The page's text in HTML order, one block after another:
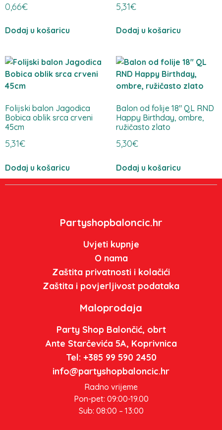
0,66€
Dodaj u košaricu
5,31€
Dodaj u košaricu
Folijski balon Jagodica
Bobica oblik srca crveni
45cm
5,31€
Dodaj u košaricu
Balon od folije 18″ QL RND
Happy Birthday, ombre,
ružičasto zlato
5,30€
Dodaj u košaricu
Partyshopbaloncic.hr
Uvjeti kupnje
O nama
Zaštita privatnosti i kolačići
Zaštita i povjerljivost podataka
Maloprodaja
Party Shop Balončić, obrt
Ante Starčevića 5A, Koprivnica
Tel: +385 99 590 2450
info@partyshopbaloncic.hr
Radno vrijeme
Pon-pet: 09:00-19.00
Sub: 08:00 – 13:00